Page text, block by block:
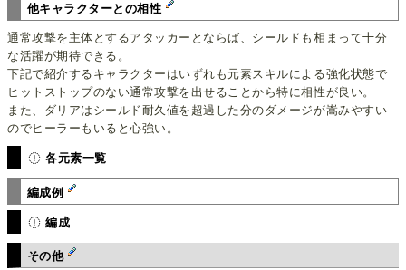
他キャラクターとの相性
通常攻撃を主体とするアタッカーとならば、シールドも相まって十分
な活躍が期待できる。
下記で紹介するキャラクターはいずれも元素スキルによる強化状態で
ヒットストップのない通常攻撃を出せることから特に相性が良い。
また、ダリアはシールド耐久値を超過した分のダメージが嵩みやすい
のでヒーラーもいると心強い。
各元素一覧
編成例
編成
その他